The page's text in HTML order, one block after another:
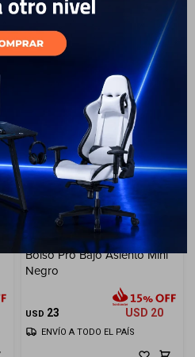
ENVÍO A TODO EL PAÍS
Bolso Pro Bajo Asiento Mini
Negro
USD 23 USD 20
ENVÍO A TODO EL PAÍS